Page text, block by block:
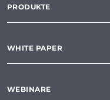
PRODUKTE
WHITE PAPER
WEBINARE